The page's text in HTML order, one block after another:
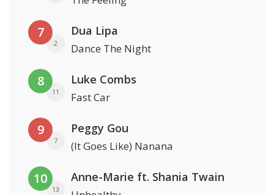
7
2
Dua Lipa
Dance The Night
8
11
Luke Combs
Fast Car
9
7
Peggy Gou
(It Goes Like) Nanana
10
13
Anne-Marie ft. Shania Twain